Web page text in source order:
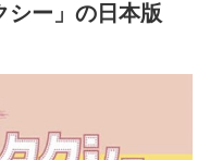
シー」の日本版